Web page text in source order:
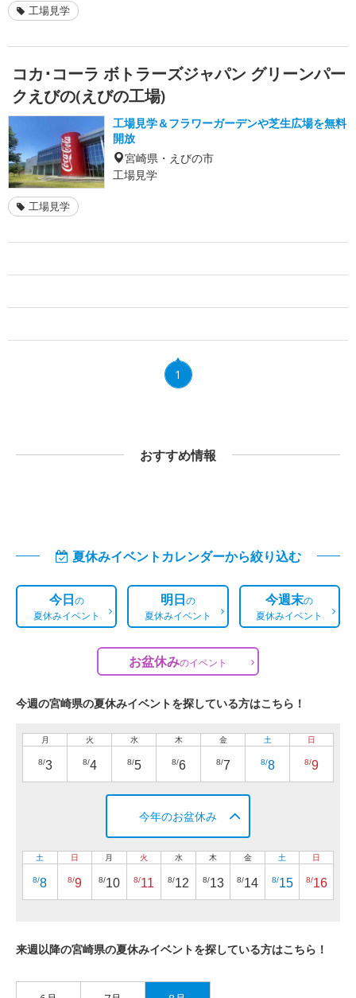
工場見学
コカ･コーラ ボトラーズジャパン グリーンパー
クえびの(えびの工場)
工場見学＆フラワーガーデンや芝生広場を無料
開放
宮崎県・えびの市
工場見学
工場見学
1
おすすめ情報
夏休みイベントカレンダーから絞り込む
今日の
夏休みイベント
明日の
夏休みイベント
今週末の
夏休みイベント
お盆休みのイベント
今週の宮崎県の夏休みイベントを探している方はこちら！
月
8/3
火
8/4
水
8/5
木
8/6
金
8/7
土
8/8
日
8/9
今年のお盆休み
土
8/8
日
8/9
月
8/10
火
8/11
水
8/12
木
8/13
金
8/14
土
8/15
日
8/16
来週以降の宮崎県の夏休みイベントを探している方はこちら！